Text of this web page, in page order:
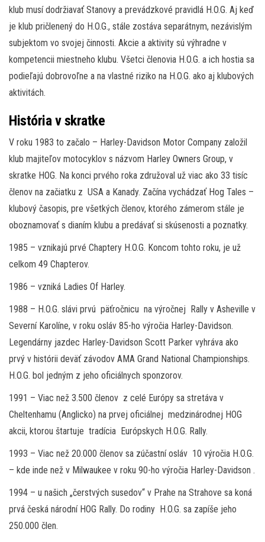
klub musí dodržiavať Stanovy a prevádzkové pravidlá H.O.G. Aj keď
je klub pričlenený do H.O.G., stále zostáva separátnym, nezávislým
subjektom vo svojej činnosti. Akcie a aktivity sú výhradne v
kompetencii miestneho klubu. Všetci členovia H.O.G. a ich hostia sa
podieľajú dobrovoľne a na vlastné riziko na H.O.G. ako aj klubových
aktivitách.
História v skratke
V roku 1983 to začalo – Harley-Davidson Motor Company založil
klub majiteľov motocyklov s názvom Harley Owners Group, v
skratke HOG. Na konci prvého roka združoval už viac ako 33 tisíc
členov na začiatku z USA a Kanady. Začína vychádzať Hog Tales –
klubový časopis, pre všetkých členov, ktorého zámerom stále je
oboznamovať s dianím klubu a predávať si skúsenosti a poznatky.
1985 – vznikajú prvé Chaptery H.O.G. Koncom tohto roku, je už
celkom 49 Chapterov.
1986 – vzniká Ladies Of Harley.
1988 – H.O.G. slávi prvú päťročnicu na výročnej Rally v Asheville v
Severní Karolíne, v roku osláv 85-ho výročia Harley-Davidson.
Legendárny jazdec Harley-Davidson Scott Parker vyhráva ako
prvý v histórii deväť závodov AMA Grand National Championships.
H.O.G. bol jedným z jeho oficiálnych sponzorov.
1991 – Viac než 3.500 členov z celé Európy sa stretáva v
Cheltenhamu (Anglicko) na prvej oficiálnej medzinárodnej HOG
akcii, ktorou štartuje tradícia Európskych H.O.G. Rally.
1993 – Viac než 20.000 členov sa zúčastní osláv 10 výročia H.O.G.
– kde inde než v Milwaukee v roku 90-ho výročia Harley-Davidson .
1994 – u našich „čerstvých susedov“ v Prahe na Strahove sa koná
prvá česká národní HOG Rally. Do rodiny H.O.G. sa zapíše jeho
250.000 člen.